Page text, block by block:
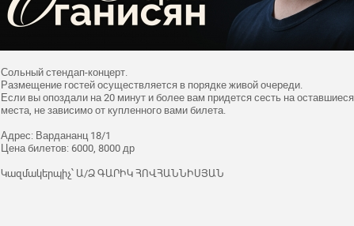
Сольный стендап-концерт.
Размещение гостей осуществляется в порядке живой очереди.
Если вы опоздали на 20 минут и более вам придется сесть на
места, не зависимо от купленного вами билета.
Адрес: Вардананц 18/1
Цена билетов: 6000, 8000 др
Կազմակերպիչ՝ Ա/Ձ ԳԱՐԻԿ ՀՈՎՀԱՆՆԻՍՅԱՆ